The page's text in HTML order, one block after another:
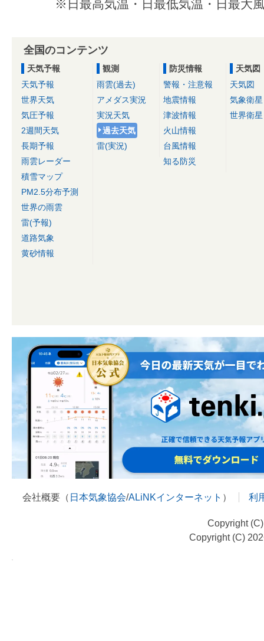
※日最高気温・日最低気温・日最大
全国のコンテンツ
天気予報
天気予報
世界天気
気圧予報
2週間天気
長期予報
雨雲レーダー
積雪マップ
PM2.5分布予測
世界の雨雲
雷(予報)
道路気象
黄砂情報
観測
雨雲(過去)
アメダス実況
実況天気
過去天気
雷(実況)
防災情報
警報・注意報
地震情報
津波情報
火山情報
台風情報
知る防災
天気図
天気図
気象衛星
世界衛星
会社概要（ 日本気象協会/ALiNKインターネット ） 利
Copyright
Copyright (C)